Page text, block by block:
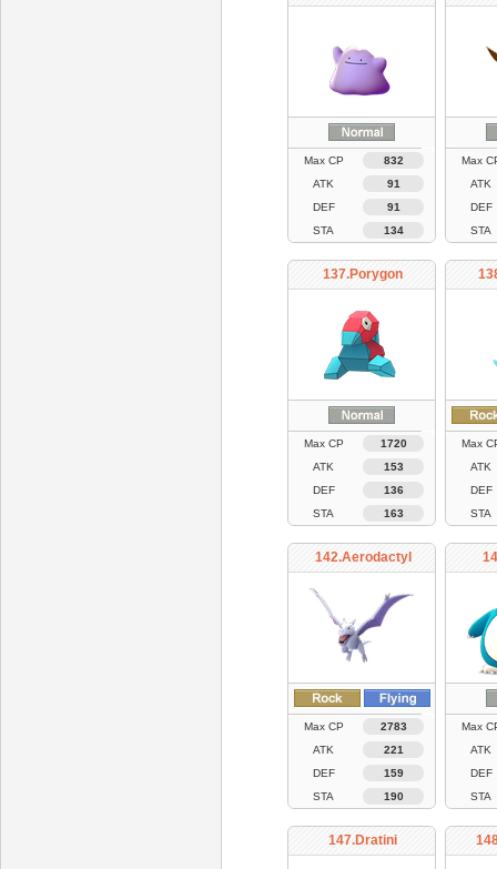
Max CP
832
ATK
91
DEF
91
STA
134
Max
ATK
DEF
STA
137.Porygon
Max CP
1720
ATK
153
DEF
136
STA
163
Max
ATK
DEF
STA
142.Aerodactyl
Max CP
2783
ATK
221
DEF
159
STA
190
Max
ATK
DEF
STA
147.Dratini